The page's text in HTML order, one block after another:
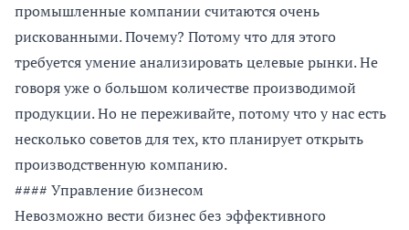
промышленные компании считаются очень
рискованными. Почему? Потому что для этого
требуется умение анализировать целевые рынки. Не
говоря уже о большом количестве производимой
продукции. Но не переживайте, потому что у нас есть
несколько советов для тех, кто планирует открыть
производственную компанию.
#### Управление бизнесом
Невозможно вести бизнес без эффективного